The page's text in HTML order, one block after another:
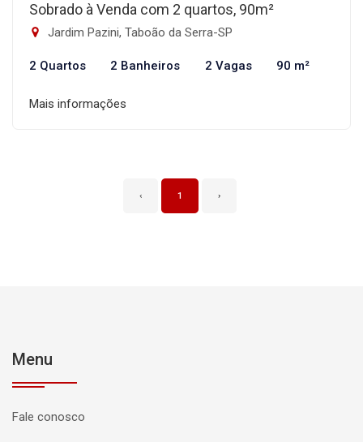
Sobrado à Venda com 2 quartos, 90m²
Jardim Pazini, Taboão da Serra-SP
2 Quartos 2 Banheiros 2 Vagas 90 m²
Mais informações
‹ 1 ›
Menu
Fale conosco